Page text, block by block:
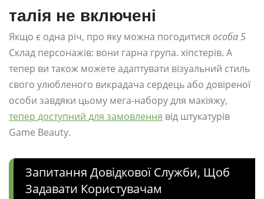
талія не включені
Якщо є одна річ, про яку можна погодитися особа 5
Склад персонажів: вони гарна група. хіпстерів. А
тепер ви також можете адаптувати візуальний стиль
свого улюбленого викрадача сердець або довіреної
особи завдяки цьому мега-набору для макіяжу,
тепер доступний для замовлення від штукатурів
Game Beauty.
Запитання Довідкової Служби, Щоб
Задавати Користувачам